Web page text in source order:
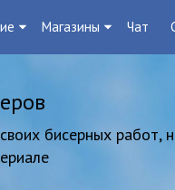
Магазины Чат
своих бисерных работ,